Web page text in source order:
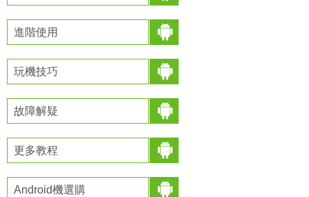
進階使用
玩機技巧
故障解疑
更多教程
Android機選購